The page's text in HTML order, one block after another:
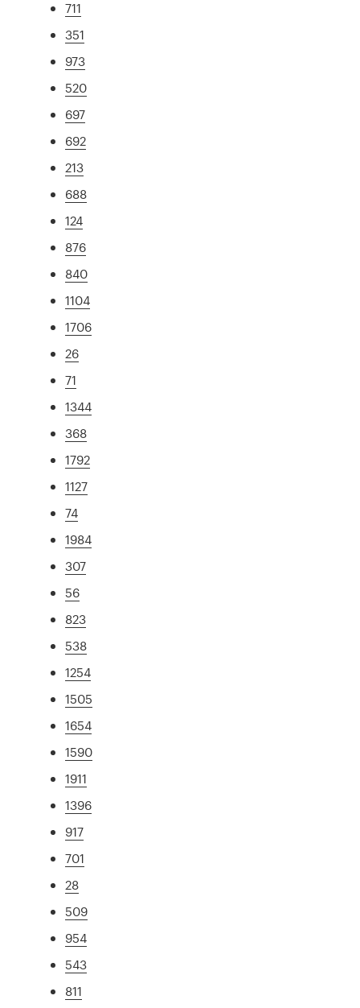
711
351
973
520
697
692
213
688
124
876
840
1104
1706
26
71
1344
368
1792
1127
74
1984
307
56
823
538
1254
1505
1654
1590
1911
1396
917
701
28
509
954
543
811